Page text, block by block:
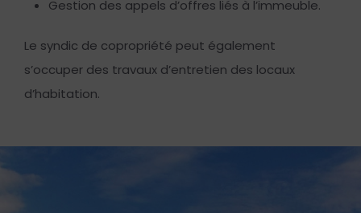
Gestion des appels d’offres liés à l’immeuble.
Le syndic de copropriété peut également
s’occuper des travaux d’entretien des locaux
d’habitation.